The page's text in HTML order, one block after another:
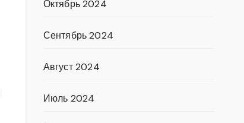
Октябрь 2024
Сентябрь 2024
Август 2024
Июль 2024